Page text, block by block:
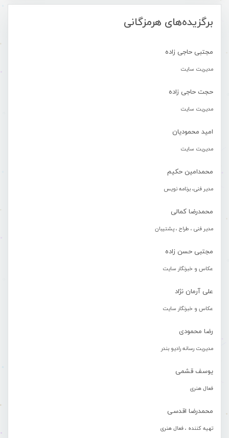
برگزیده‌های هرمزگانی
مجتبی حاجی زاده
مدیریت سایت
حجت حاجی زاده
مدیریت سایت
امید محمودیان
مدیریت سایت
محمدامین حکیم
مدیر فنی، برنامه نویس
محمدرضا کمالی
مدیر فنی ، طراح ، پشتیبان
مجتبی حسن زاده
عکاس و خبرنگار سایت
علی آرمان نژاد
عکاس و خبرنگار سایت
رضا محمودی
مدیریت رسانه رادیو بندر
یوسف قشمی
فعال هنری
محمدرضا اقدسی
تهیه کننده ، فعال هنری